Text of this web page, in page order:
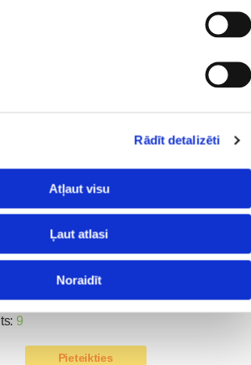
Rādīt detalizēti
Atļaut visu
Ļaut atlasi
Noraidīt
Pieteikties
tiešsaistē ZOOM.US
9
Pieteikties